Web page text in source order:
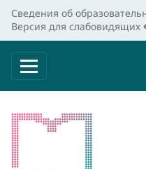
Сведения об
Версия для слабовидящих